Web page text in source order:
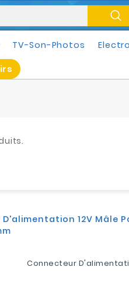
TV-Son-Photos
12V Mâle
Connecteur